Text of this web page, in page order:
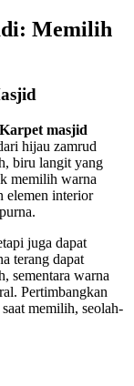
Memilih
Karpet masjid
hijau zamrud
biru langit yang
memilih warna
elemen interior
juga dapat
terang dapat
sementara warna
Pertimbangkan
memilih, seolah-